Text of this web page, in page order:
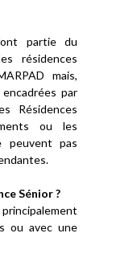
partie du
résidences
mais,
par
Résidences
ou les
peuvent pas
Sénior ?
ou avec une